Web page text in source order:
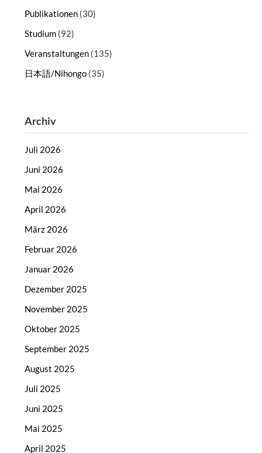
Publikationen (30)
Studium (92)
Veranstaltungen (135)
日本語/Nihongo (35)
Archiv
Juli 2026
Juni 2026
Mai 2026
April 2026
März 2026
Februar 2026
Januar 2026
Dezember 2025
November 2025
Oktober 2025
September 2025
August 2025
Juli 2025
Juni 2025
Mai 2025
April 2025